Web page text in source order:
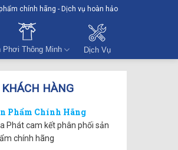
chính hãng - Dịch vụ hoàn hảo
Phơi Thông Minh Dịch Vụ
KHÁCH HÀNG
Phẩm Chính Hãng
Phát cam kết phân phối sản
chính hãng